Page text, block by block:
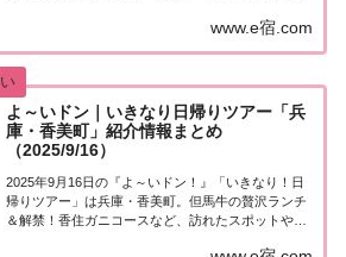
住。・世界三大の木造３大仏 日本で2番目に高い五
重塔・カニ解禁！豪華タグ付きフルコース・余...
www.e宿.com
よ～いドン｜いきなり日帰りツアー「兵
庫・香美町」紹介情報まとめ
（2025/9/16）
2025年9月16日の『よ～いドン！』「いきなり！日
帰りツアー」は兵庫・香美町。但馬牛の贅沢ランチ
＆解禁！香住ガニコースなど、訪れたスポットや食